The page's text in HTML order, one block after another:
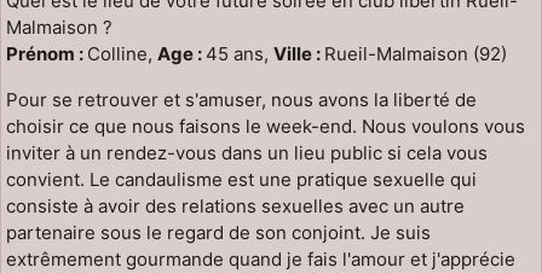
Malmaison ?
Prénom : Colline, Age : 45 ans, Ville : Rueil-Malmaison (92)
Pour se retrouver et s'amuser, nous avons la liberté de
choisir ce que nous faisons le week-end. Nous voulons vous
inviter à un rendez-vous dans un lieu public si cela vous
convient. Le candaulisme est une pratique sexuelle qui
consiste à avoir des relations sexuelles avec un autre
partenaire sous le regard de son conjoint. Je suis
extrêmement gourmande quand je fais l'amour et j'apprécie